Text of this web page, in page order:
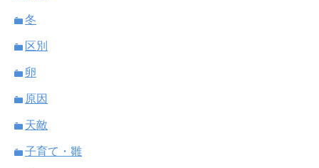
冬
区別
卵
原因
天敵
子育て・雛